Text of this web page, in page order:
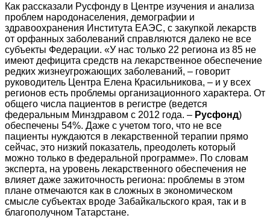
Как рассказали Русфонду в Центре изучения и анализа
проблем народонаселения, демографии и
здравоохранения Института ЕАЭС, с закупкой лекарств
от орфанных заболеваний справляются далеко не все
субъекты Федерации. «У нас только 22 региона из 85 не
имеют дефицита средств на лекарственное обеспечение
редких жизнеугрожающих заболеваний, – говорит
руководитель Центра Елена Красильникова, – и у всех
регионов есть проблемы организационного характера. От
общего числа пациентов в регистре (ведется
федеральным Минздравом с 2012 года. – Русфонд)
обеспечены 54%. Даже с учетом того, что не все
пациенты нуждаются в лекарственной терапии прямо
сейчас, это низкий показатель, преодолеть который
можно только в федеральной программе». По словам
эксперта, на уровень лекарственного обеспечения не
влияет даже зажиточность региона: проблемы в этом
плане отмечаются как в сложных в экономическом
смысле субъектах вроде Забайкальского края, так и в
благополучном Татарстане.